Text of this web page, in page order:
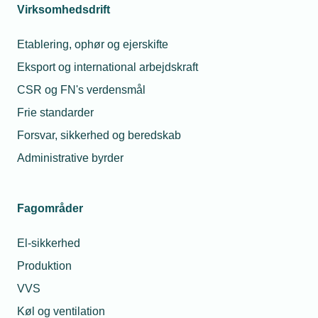
Virksomhedsdrift
Etablering, ophør og ejerskifte
Eksport og international arbejdskraft
CSR og FN's verdensmål
Frie standarder
Forsvar, sikkerhed og beredskab
Administrative byrder
Fagområder
El-sikkerhed
Produktion
VVS
Køl og ventilation